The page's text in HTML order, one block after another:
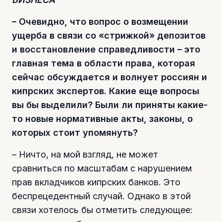
– Очевидно, что вопрос о возмещении
ущерба в связи со «стрижкой» депозитов
и восстановление справедливости – это
главная тема в области права, которая
сейчас обсуждается и волнует россиян и
кипрских экспертов. Какие еще вопросы
вы бы выделили? Были ли приняты какие-
то новые нормативные акты, законы, о
которых стоит упомянуть?
– Ничто, на мой взгляд, не может
сравниться по масштабам с нарушением
прав вкладчиков кипрских банков. Это
беспрецедентный случай. Однако в этой
связи хотелось бы отметить следующее: